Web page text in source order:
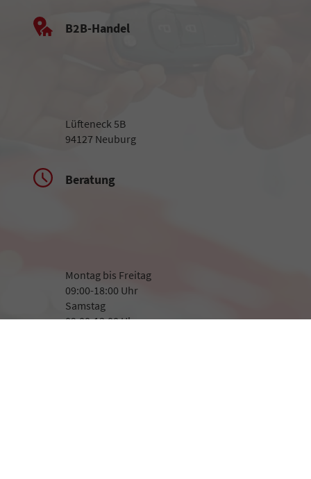
B2B-Handel
Lüfteneck 5B
94127 Neuburg
Beratung
Montag bis Freitag
09:00-18:00 Uhr
Samstag
09:00-13:00 Uhr